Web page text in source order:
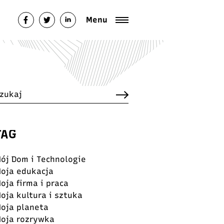
public_html/wp-
Menu
Dom i Technologie
edukacja
firma i praca
kultura i sztuka
planeta
rozrywka